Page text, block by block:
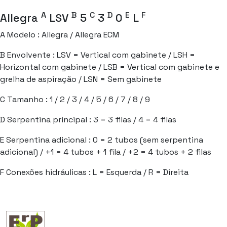
Allegra A LSV B 5 C 3 D 0 E L F
AModelo : Allegra / Allegra ECM
B Envolvente : LSV = Vertical com gabinete / LSH =
Horizontal com gabinete / LSB = Vertical com gabinete e
grelha de aspiração / LSN = Sem gabinete
C Tamanho : 1 / 2 / 3 / 4 / 5 / 6 / 7 / 8 / 9
D Serpentina principal : 3 = 3 filas / 4 = 4 filas
ESerpentina adicional : 0 = 2 tubos (sem serpentina
adicional) / +1 = 4 tubos + 1 fila / +2 = 4 tubos + 2 filas
FConexões hidráulicas : L = Esquerda / R = Direita